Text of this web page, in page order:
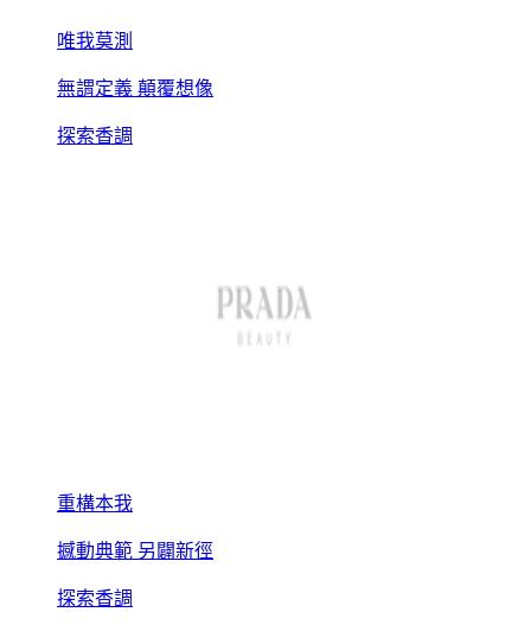
唯我莫測
無謂定義 顛覆想像
探索香調
重構本我
撼動典範 另闢新徑
探索香調